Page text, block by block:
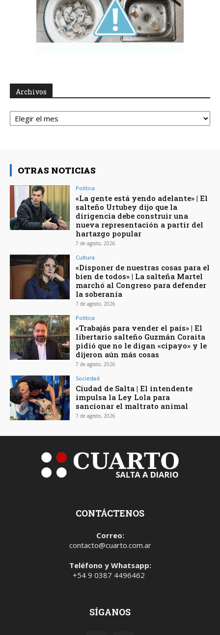
Archivos
Archivos
OTRAS NOTICIAS
Política
«La gente está yendo adelante» | El
salteño Urtubey dijo que la
dirigencia debe construir una
nueva representación a partir del
hartazgo popular
7 de agosto, 2026
Cultura
«Disponer de nuestras cosas para el
bien de todos» | La salteña Martel
marchó al Congreso para defender
la soberanía
7 de agosto, 2026
Política
«Trabajás para vender el país» | El
libertario salteño Guzmán Coraita
pidió que no le digan «cipayo» y le
dijeron aún más cosas
7 de agosto, 2026
Sociedad
Ciudad de Salta | El intendente
impulsa la Ley Lola para
sancionar el maltrato animal
7 de agosto, 2026
CONTÁCTENOS
Correo:
contacto@cuarto.com.ar
Teléfono y Whatsapp:
+54 9 0387 4496462
SÍGANOS